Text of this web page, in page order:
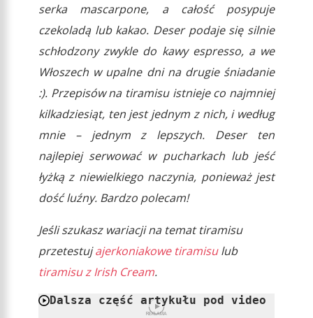
serka mascarpone, a całość posypuje
czekoladą lub kakao. Deser podaje się silnie
schłodzony zwykle do kawy espresso, a we
Włoszech w upalne dni na drugie śniadanie
:). Przepisów na tiramisu istnieje co najmniej
kilkadziesiąt, ten jest jednym z nich, i według
mnie – jednym z lepszych. Deser ten
najlepiej serwować w pucharkach lub jeść
łyżką z niewielkiego naczynia, ponieważ jest
dość luźny. Bardzo polecam!
Jeśli szukasz wariacji na temat tiramisu
przetestujajerkoniakowe tiramisulub
tiramisu z Irish Cream.
Dalsza część artykułu pod video
REKLAMA